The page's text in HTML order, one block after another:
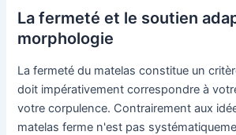
La fermeté et le soutien
morphologie
La fermeté du matelas constitue un
doit impérativement correspondre à
votre corpulence. Contrairement aux
matelas ferme n'est pas